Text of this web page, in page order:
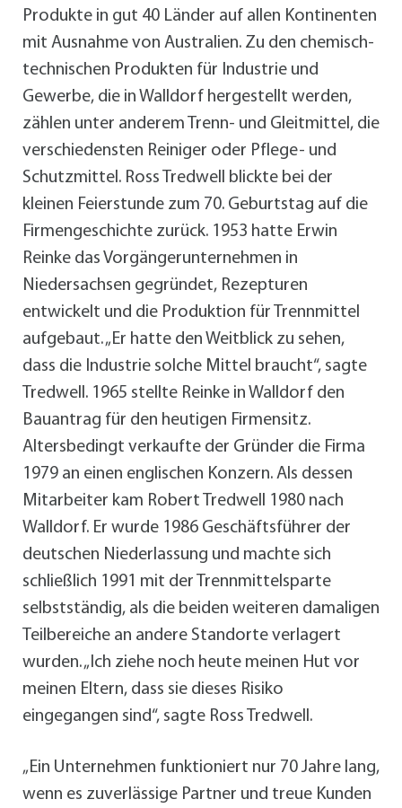
Produkte in gut 40 Länder auf allen Kontinenten
mit Ausnahme von Australien. Zu den chemisch-
technischen Produkten für Industrie und
Gewerbe, die in Walldorf hergestellt werden,
zählen unter anderem Trenn- und Gleitmittel, die
verschiedensten Reiniger oder Pflege- und
Schutzmittel. Ross Tredwell blickte bei der
kleinen Feierstunde zum 70. Geburtstag auf die
Firmengeschichte zurück. 1953 hatte Erwin
Reinke das Vorgängerunternehmen in
Niedersachsen gegründet, Rezepturen
entwickelt und die Produktion für Trennmittel
aufgebaut. „Er hatte den Weitblick zu sehen,
dass die Industrie solche Mittel braucht“, sagte
Tredwell. 1965 stellte Reinke in Walldorf den
Bauantrag für den heutigen Firmensitz.
Altersbedingt verkaufte der Gründer die Firma
1979 an einen englischen Konzern. Als dessen
Mitarbeiter kam Robert Tredwell 1980 nach
Walldorf. Er wurde 1986 Geschäftsführer der
deutschen Niederlassung und machte sich
schließlich 1991 mit der Trennmittelsparte
selbstständig, als die beiden weiteren damaligen
Teilbereiche an andere Standorte verlagert
wurden. „Ich ziehe noch heute meinen Hut vor
meinen Eltern, dass sie dieses Risiko
eingegangen sind“, sagte Ross Tredwell.
„Ein Unternehmen funktioniert nur 70 Jahre lang,
wenn es zuverlässige Partner und treue Kunden